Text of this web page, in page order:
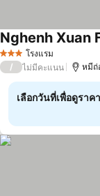
3 ดาว โรงแรม
Nghenh Xuan
/ ไม่มีคะแนน หมีถ่
เลือกวันที่เพื่อดูรา